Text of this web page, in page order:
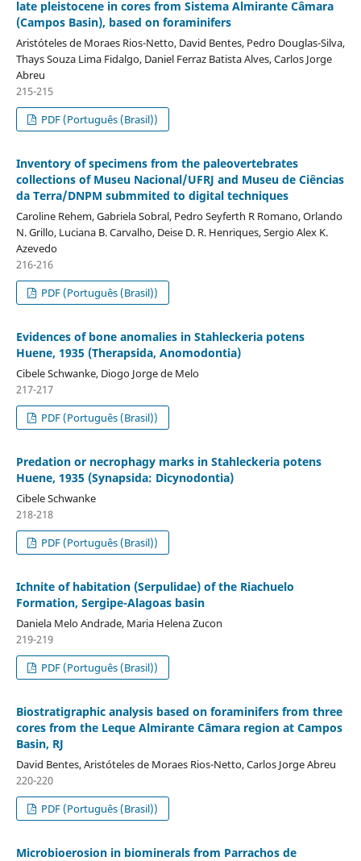
late pleistocene in cores from Sistema Almirante Câmara
(Campos Basin), based on foraminifers
Aristóteles de Moraes Rios-Netto, David Bentes, Pedro Douglas-Silva,
Thays Souza Lima Fidalgo, Daniel Ferraz Batista Alves, Carlos Jorge
Abreu
215-215
PDF (Português (Brasil))
Inventory of specimens from the paleovertebrates
collections of Museu Nacional/UFRJ and Museu de Ciências
da Terra/DNPM submmited to digital techniques
Caroline Rehem, Gabriela Sobral, Pedro Seyferth R Romano, Orlando
N. Grillo, Luciana B. Carvalho, Deise D. R. Henriques, Sergio Alex K.
Azevedo
216-216
PDF (Português (Brasil))
Evidences of bone anomalies in Stahleckeria potens
Huene, 1935 (Therapsida, Anomodontia)
Cibele Schwanke, Diogo Jorge de Melo
217-217
PDF (Português (Brasil))
Predation or necrophagy marks in Stahleckeria potens
Huene, 1935 (Synapsida: Dicynodontia)
Cibele Schwanke
218-218
PDF (Português (Brasil))
Ichnite of habitation (Serpulidae) of the Riachuelo
Formation, Sergipe-Alagoas basin
Daniela Melo Andrade, Maria Helena Zucon
219-219
PDF (Português (Brasil))
Biostratigraphic analysis based on foraminifers from three
cores from the Leque Almirante Câmara region at Campos
Basin, RJ
David Bentes, Aristóteles de Moraes Rios-Netto, Carlos Jorge Abreu
220-220
PDF (Português (Brasil))
Microbioerosion in biominerals from Parrachos de